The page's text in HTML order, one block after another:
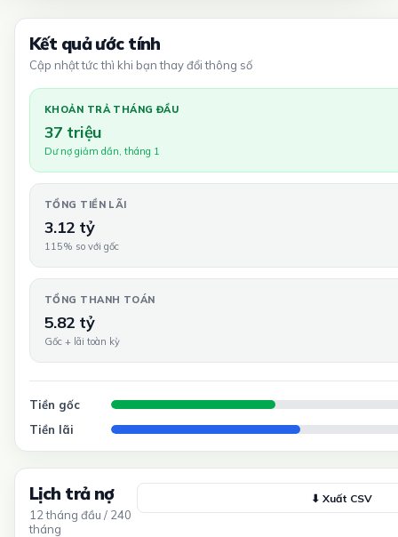
Kết quả ước tính
Cập nhật tức thì khi bạn thay đổi thông số
KHOẢN TRẢ THÁNG ĐẦU
37 triệu
Dư nợ giảm dần, tháng 1
TỔNG TIỀN LÃI
3.12 tỷ
115% so với gốc
TỔNG THANH TOÁN
5.82 tỷ
Gốc + lãi toàn kỳ
Tiền gốc
Tiền lãi
Lịch trả nợ
12 tháng đầu / 240
tháng
⬇ Xuất CSV